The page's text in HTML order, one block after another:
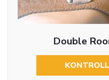
Double